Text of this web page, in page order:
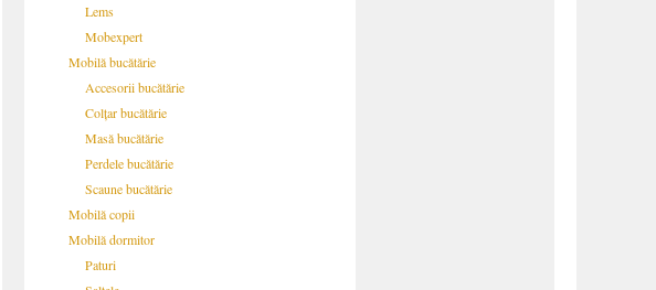
Lems
Mobexpert
Mobilă bucătărie
Accesorii bucătărie
Colțar bucătărie
Masă bucătărie
Perdele bucătărie
Scaune bucătărie
Mobilă copii
Mobilă dormitor
Paturi